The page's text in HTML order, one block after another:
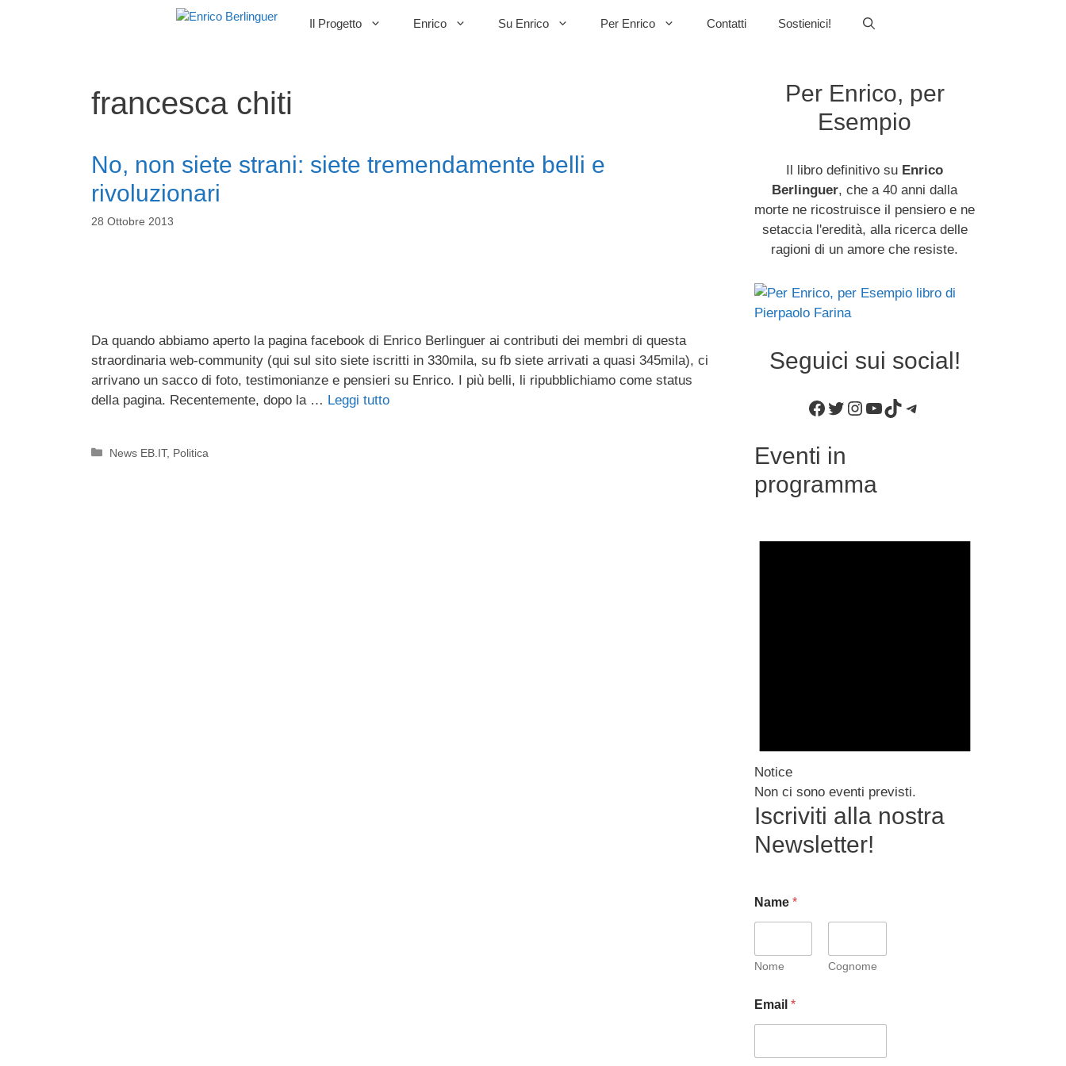
Il Progetto Enrico Su Enrico Per Enrico Contatti Sostienici!
francesca chiti
No, non siete strani: siete tremendamente belli e
rivoluzionari
28 Ottobre 2013
Da quando abbiamo aperto la pagina facebook di Enrico Berlinguer ai contributi dei membri di questa
straordinaria web-community (qui sul sito siete iscritti in 330mila, su fb siete arrivati a quasi 345mila), ci
arrivano un sacco di foto, testimonianze e pensieri su Enrico. I più belli, li ripubblichiamo come status
della pagina. Recentemente, dopo la … Leggi tutto
Categorie
News EB.IT, Politica
Per Enrico, per
Esempio
Il libro definitivo su Enrico
Berlinguer, che a 40 anni dalla
morte ne ricostruisce il pensiero e ne
setaccia l'eredità, alla ricerca delle
ragioni di un amore che resiste.
Seguici sui social!
Facebook
Twitter
Instagram
YouTube
TikTokTelegram
Eventi in
programma
Notice
Non ci sono eventi previsti.
Iscriviti alla nostra
Newsletter!
Name *
Nome Cognome
Email *